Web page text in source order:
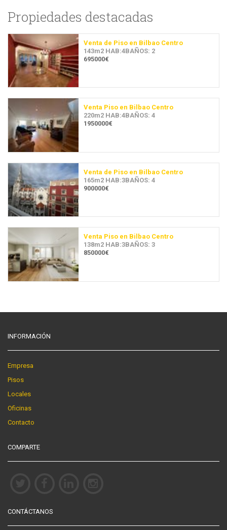
Propiedades destacadas
Venta de Piso en Bilbao Centro
143m2 HAB:4BAÑOS: 2
695000€
Venta Piso en Bilbao Centro
220m2 HAB:4BAÑOS: 4
1950000€
Venta de Piso en Bilbao Centro
165m2 HAB:3BAÑOS: 4
900000€
Venta Piso en Bilbao Centro
138m2 HAB:3BAÑOS: 3
850000€
INFORMACIÓN
Empresa
Pisos
Locales
Oficinas
Contacto
COMPARTE
CONTÁCTANOS